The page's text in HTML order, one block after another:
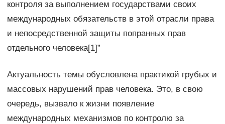
контроля за выполнением государствами своих
международных обязательств в этой отрасли права
и непосредственной защиты попранных прав
отдельного человека[1]”
Актуальность темы обусловлена практикой грубых и
массовых нарушений прав человека. Это, в свою
очередь, вызвало к жизни появление
международных механизмов по контролю за